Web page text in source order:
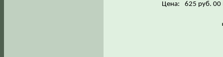
Цена:
625 руб. 00